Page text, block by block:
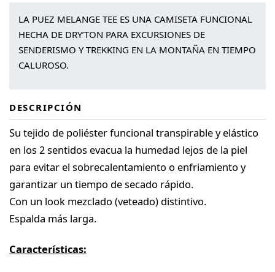
LA PUEZ MELANGE TEE ES UNA CAMISETA FUNCIONAL
HECHA DE DRY’TON PARA EXCURSIONES DE
SENDERISMO Y TREKKING EN LA MONTAÑA EN TIEMPO
CALUROSO.
DESCRIPCIÓN
Su tejido de poliéster funcional transpirable y elástico
en los 2 sentidos evacua la humedad lejos de la piel
para evitar el sobrecalentamiento o enfriamiento y
garantizar un tiempo de secado rápido.
Con un look mezclado (veteado) distintivo.
Espalda más larga.
Características: